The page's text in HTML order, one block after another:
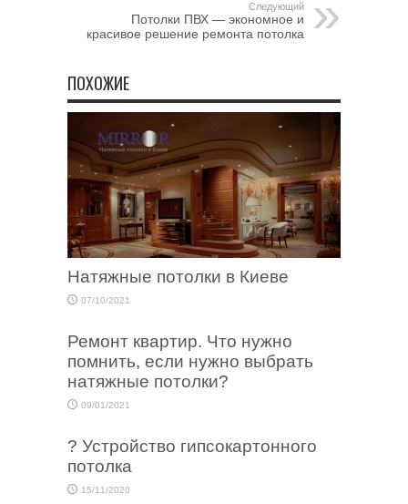
Следующий
Потолки ПВХ — экономное и
красивое решение ремонта потолка
ПОХОЖИЕ
Натяжные потолки в Киеве
07/10/2021
Ремонт квартир. Что нужно
помнить, если нужно выбрать
натяжные потолки?
09/01/2021
? Устройство гипсокартонного
потолка
15/11/2020